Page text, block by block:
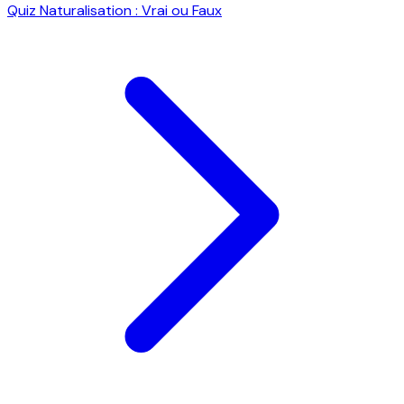
Quiz Naturalisation : Vrai ou Faux